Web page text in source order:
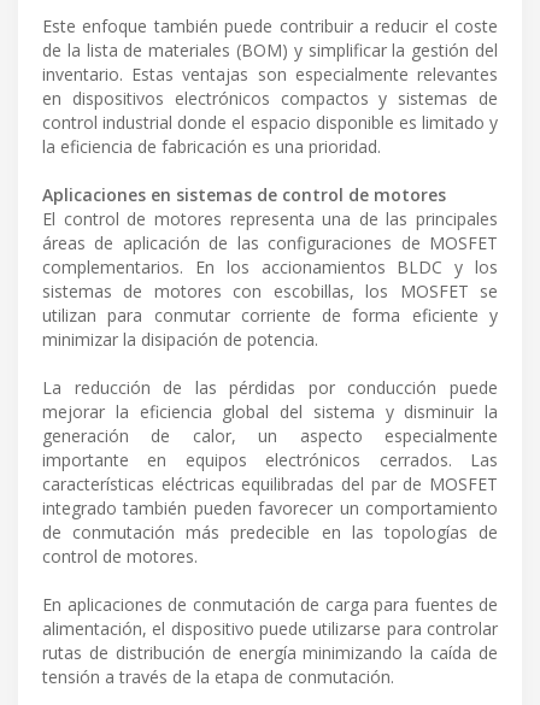
Este enfoque también puede contribuir a reducir el coste
de la lista de materiales (BOM) y simplificar la gestión del
inventario. Estas ventajas son especialmente relevantes
en dispositivos electrónicos compactos y sistemas de
control industrial donde el espacio disponible es limitado y
la eficiencia de fabricación es una prioridad.
Aplicaciones en sistemas de control de motores
El control de motores representa una de las principales
áreas de aplicación de las configuraciones de MOSFET
complementarios. En los accionamientos BLDC y los
sistemas de motores con escobillas, los MOSFET se
utilizan para conmutar corriente de forma eficiente y
minimizar la disipación de potencia.
La reducción de las pérdidas por conducción puede
mejorar la eficiencia global del sistema y disminuir la
generación de calor, un aspecto especialmente
importante en equipos electrónicos cerrados. Las
características eléctricas equilibradas del par de MOSFET
integrado también pueden favorecer un comportamiento
de conmutación más predecible en las topologías de
control de motores.
En aplicaciones de conmutación de carga para fuentes de
alimentación, el dispositivo puede utilizarse para controlar
rutas de distribución de energía minimizando la caída de
tensión a través de la etapa de conmutación.